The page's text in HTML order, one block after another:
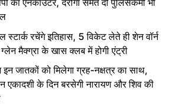
का एनकाउंटर, दरोगा समेत दो पुलिसकर्मी भी
स्टार्क रचेंगे इतिहास, 5 विकेट लेते ही शेन वॉर्न
मैक्ग्रा के खास क्लब में होगी एंट्री
जातकों को मिलेगा ग्रह-नक्षत्र का साथ,
एकादशी के दिन बरसेगी नारायण और शिव की